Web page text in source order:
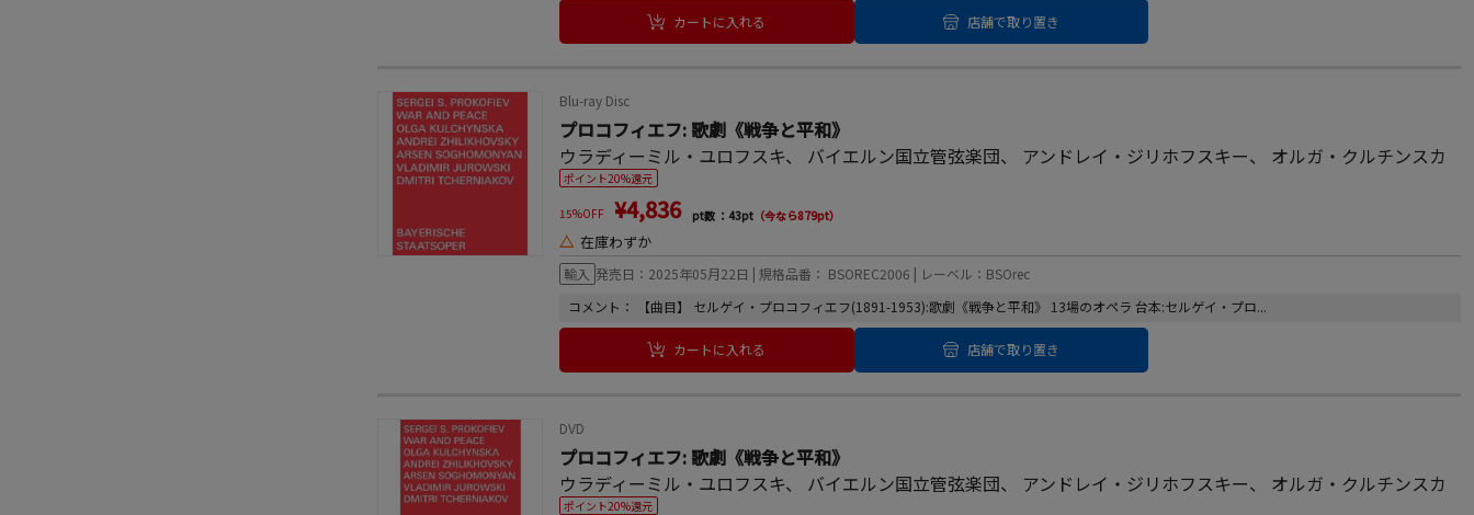
カートに入れる 店舗で取り置き
Blu-ray Disc
プロコフィエフ: 歌劇《戦争と平和》
ウラディーミル・ユロフスキ、 バイエルン国立管弦楽団、 アンドレイ・ジリホフスキー、 オルガ・クルチンスカ
ポイント20%還元
15%OFF ¥4,836 pt数 ：43pt （今なら879pt）
△ 在庫わずか
輸入 発売日：2025年05月22日 | 規格品番： BSOREC2006 | レーベル：BSOrec
コメント： 【曲目】 セルゲイ・プロコフィエフ(1891-1953):歌劇《戦争と平和》 13場のオペラ 台本:セルゲイ・プロ...
カートに入れる 店舗で取り置き
DVD
プロコフィエフ: 歌劇《戦争と平和》
ウラディーミル・ユロフスキ、 バイエルン国立管弦楽団、 アンドレイ・ジリホフスキー、 オルガ・クルチンスカ
ポイント20%還元